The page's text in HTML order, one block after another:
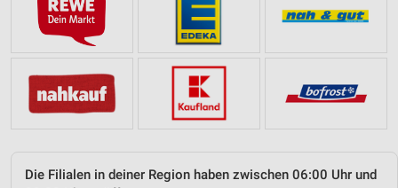
Die Filialen in deiner Region haben zwischen 06:00 Uhr und